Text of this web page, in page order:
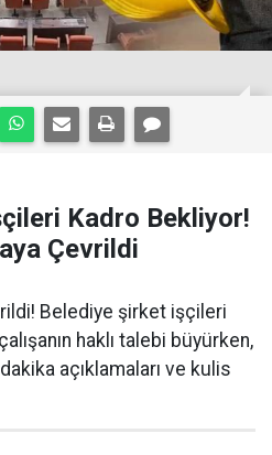
Kadro Bekliyor!
Çevrildi
Belediye şirket işçileri
haklı talebi büyürken,
açıklamaları ve kulis